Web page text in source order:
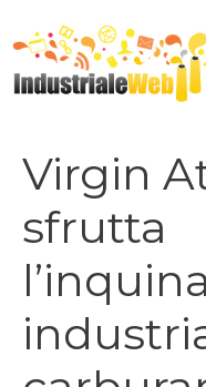
al
contenuto
Virgin
sfrutta